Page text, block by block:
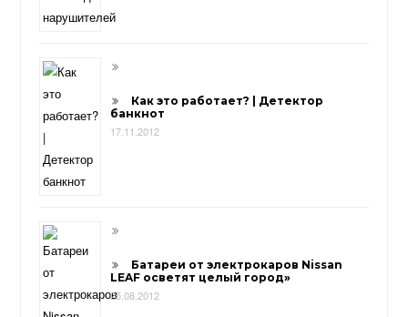
Как это работает? | Детектор
банкнот
17.11.2012
Батареи от электрокаров Nissan
LEAF осветят целый город»
25.08.2012